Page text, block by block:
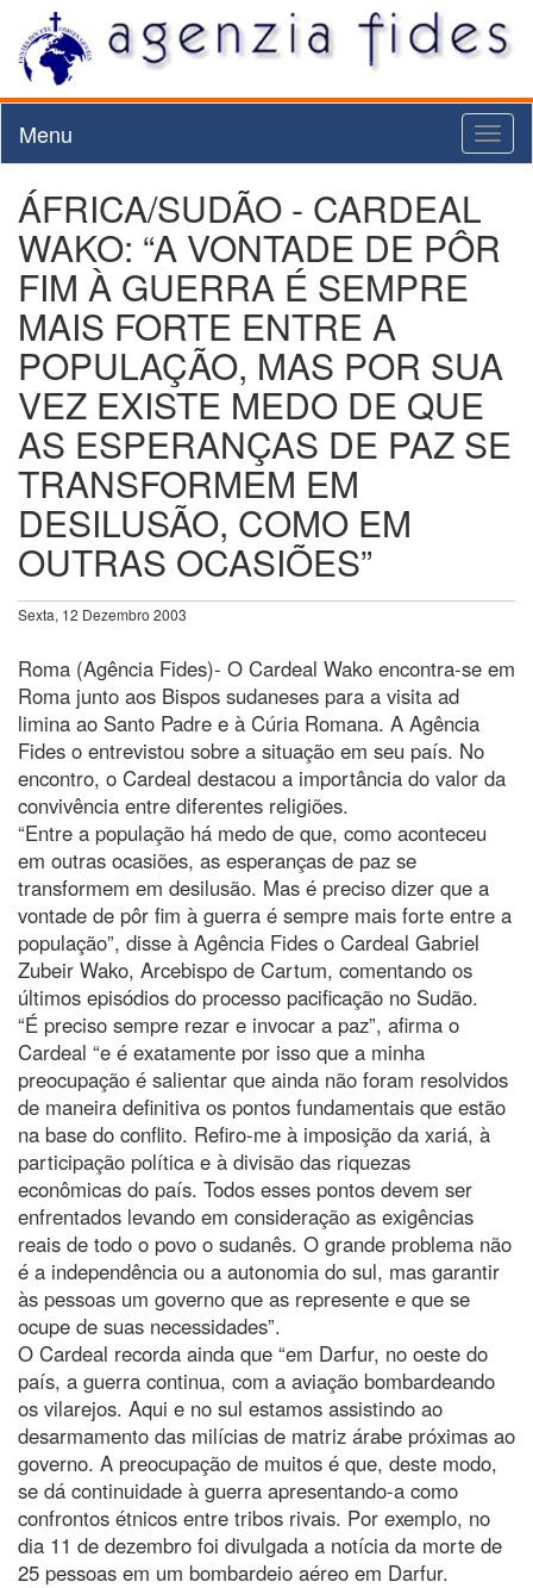
Menu
ÁFRICA/SUDÃO - CARDEAL
WAKO: “A VONTADE DE PÔR
FIM À GUERRA É SEMPRE
MAIS FORTE ENTRE A
POPULAÇÃO, MAS POR SUA
VEZ EXISTE MEDO DE QUE
AS ESPERANÇAS DE PAZ SE
TRANSFORMEM EM
DESILUSÃO, COMO EM
OUTRAS OCASIÕES”
Sexta, 12 Dezembro 2003
Roma (Agência Fides)- O Cardeal Wako encontra-se em
Roma junto aos Bispos sudaneses para a visita ad
limina ao Santo Padre e à Cúria Romana. A Agência
Fides o entrevistou sobre a situação em seu país. No
encontro, o Cardeal destacou a importância do valor da
convivência entre diferentes religiões.
“Entre a população há medo de que, como aconteceu
em outras ocasiões, as esperanças de paz se
transformem em desilusão. Mas é preciso dizer que a
vontade de pôr fim à guerra é sempre mais forte entre a
população”, disse à Agência Fides o Cardeal Gabriel
Zubeir Wako, Arcebispo de Cartum, comentando os
últimos episódios do processo pacificação no Sudão.
“É preciso sempre rezar e invocar a paz”, afirma o
Cardeal “e é exatamente por isso que a minha
preocupação é salientar que ainda não foram resolvidos
de maneira definitiva os pontos fundamentais que estão
na base do conflito. Refiro-me à imposição da xariá, à
participação política e à divisão das riquezas
econômicas do país. Todos esses pontos devem ser
enfrentados levando em consideração as exigências
reais de todo o povo o sudanês. O grande problema não
é a independência ou a autonomia do sul, mas garantir
às pessoas um governo que as represente e que se
ocupe de suas necessidades”.
O Cardeal recorda ainda que “em Darfur, no oeste do
país, a guerra continua, com a aviação bombardeando
os vilarejos. Aqui e no sul estamos assistindo ao
desarmamento das milícias de matriz árabe próximas ao
governo. A preocupação de muitos é que, deste modo,
se dá continuidade à guerra apresentando-a como
confrontos étnicos entre tribos rivais. Por exemplo, no
dia 11 de dezembro foi divulgada a notícia da morte de
25 pessoas em um bombardeio aéreo em Darfur.